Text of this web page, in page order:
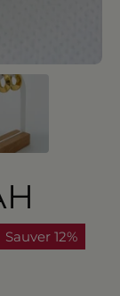
Sauver 12%